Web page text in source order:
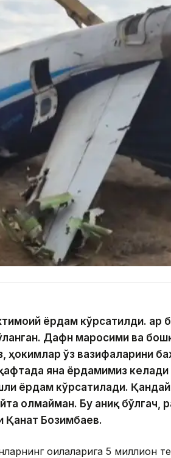
ёрдам кўрсатилди. Ҳар
Дафн маросими ва
ҳокимлар ўз вазифаларини
яна ёрдамимиз
ёрдам кўрсатилади.
олмайман. Бу аниқ бўлгач,
Қанат Бозимбаев.
оилаларига 5 миллион